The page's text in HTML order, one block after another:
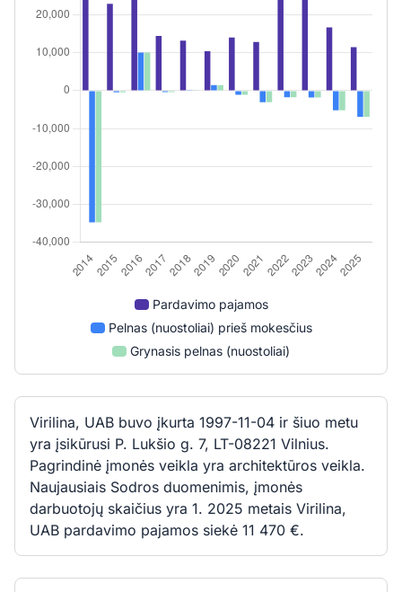
Pardavimo pajamos
Pelnas (nuostoliai) prieš mokesčius
Grynasis pelnas (nuostoliai)
Virilina, UAB buvo įkurta 1997-11-04 ir šiuo metu
yra įsikūrusi P. Lukšio g. 7, LT-08221 Vilnius.
Pagrindinė įmonės veikla yra architektūros veikla.
Naujausiais Sodros duomenimis, įmonės
darbuotojų skaičius yra 1. 2025 metais Virilina,
UAB pardavimo pajamos siekė 11 470 €.